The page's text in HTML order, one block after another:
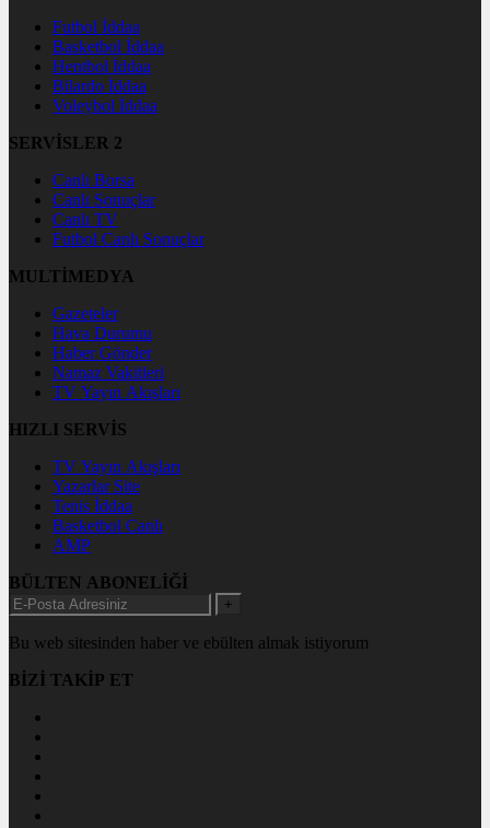
Futbol İddaa
Basketbol İddaa
Hentbol İddaa
Bilardo İddaa
Voleybol İddaa
SERVİSLER 2
Canlı Borsa
Canlı Sonuçlar
Canlı TV
Futbol Canlı Sonuçlar
MULTİMEDYA
Gazeteler
Hava Durumu
Haber Gönder
Namaz Vakitleri
TV Yayın Akışları
HIZLI SERVİS
TV Yayın Akışları
Yazarlar Site
Tenis İddaa
Basketbol Canlı
AMP
BÜLTEN ABONELİĞİ
+
Bu web sitesinden haber ve ebülten almak istiyorum
BİZİ TAKİP ET